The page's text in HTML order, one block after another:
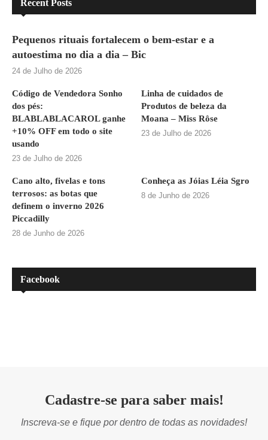
Recent Posts
Pequenos rituais fortalecem o bem-estar e a
autoestima no dia a dia – Bic
24 de Julho de 2026
Código de Vendedora Sonho
dos pés:
BLABLABLACAROL ganhe
+10% OFF em todo o site
usando
23 de Julho de 2026
Linha de cuidados de
Produtos de beleza da
Moana – Miss Rôse
23 de Julho de 2026
Cano alto, fivelas e tons
terrosos: as botas que
definem o inverno 2026
Piccadilly
28 de Junho de 2026
Conheça as Jóias Léia Sgro
8 de Junho de 2026
Facebook
Cadastre-se para saber mais!
Inscreva-se e fique por dentro de todas as novidades!